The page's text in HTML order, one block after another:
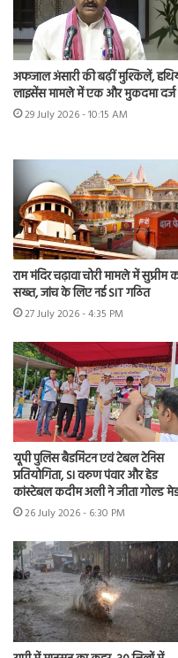
अफजाल अंसारी की बढ़ीं मुश्किलें,
लाइसेंस मामले में एक और मुकदमा दर्ज
29 July 2026 - 10:15 AM
राम मंदिर चढ़ावा चोरी मामले में सुप्रीम
सख्त, जांच के लिए नई SIT गठित
27 July 2026 - 4:35 PM
यूपी पुलिस बैडमिंटन एवं टेबल टेनिस
प्रतियोगिता, SI वरुण पंवार और हेड
कांस्टेबल कदीम अली ने जीता गोल्ड
26 July 2026 - 6:30 PM